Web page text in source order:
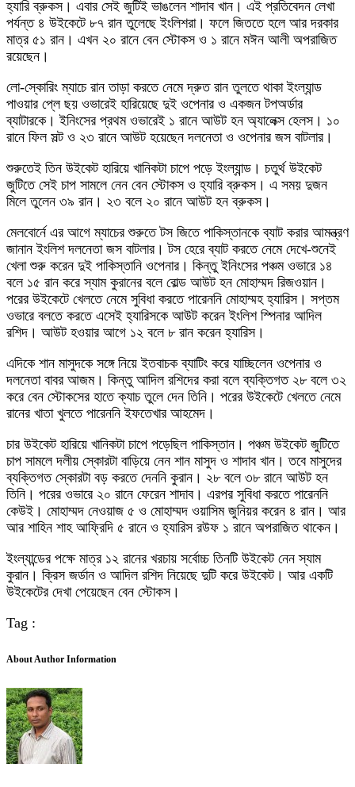
হ্যারি ব্রুকস। এবার সেই জুটিই ভাঙলেন শাদাব খান। এই প্রতিবেদন লেখা
পর্যন্ত ৪ উইকেটে ৮৭ রান তুলেছে ইংলিশরা। ফলে জিততে হলে আর দরকার
মাত্র ৫১ রান। এখন ২০ রানে বেন স্টোকস ও ১ রানে মঈন আলী অপরাজিত
রয়েছেন।
লো-স্কোরিং ম্যাচে রান তাড়া করতে নেমে দ্রুত রান তুলতে থাকা ইংল্যান্ড
পাওয়ার প্লে ছয় ওভারেই হারিয়েছে দুই ওপেনার ও একজন টপঅর্ডার
ব্যাটারকে। ইনিংসের প্রথম ওভারেই ১ রানে আউট হন অ্যালেক্স হেলস। ১০
রানে ফিল সল্ট ও ২৩ রানে আউট হয়েছেন দলনেতা ও ওপেনার জস বাটলার।
শুরুতেই তিন উইকেট হারিয়ে খানিকটা চাপে পড়ে ইংল্যান্ড। চতুর্থ উইকেট
জুটিতে সেই চাপ সামলে নেন বেন স্টোকস ও হ্যারি ব্রুকস। এ সময় দুজন
মিলে তুলেন ৩৯ রান। ২৩ বলে ২০ রানে আউট হন ব্রুকস।
মেলবোর্নে এর আগে ম্যাচের শুরুতে টস জিতে পাকিস্তানকে ব্যাট করার আমন্ত্রণ
জানান ইংলিশ দলনেতা জস বাটলার। টস হেরে ব্যাট করতে নেমে দেখে-শুনেই
খেলা শুরু করেন দুই পাকিস্তানি ওপেনার। কিন্তু ইনিংসের পঞ্চম ওভারে ১৪
বলে ১৫ রান করে স্যাম কুরানের বলে বোল্ড আউট হন মোহাম্মদ রিজওয়ান।
পরের উইকেটে খেলতে নেমে সুবিধা করতে পারেননি মোহাম্মহ হ্যারিস। সপ্তম
ওভারে বলতে করতে এসেই হ্যারিসকে আউট করেন ইংলিশ স্পিনার আদিল
রশিদ। আউট হওয়ার আগে ১২ বলে ৮ রান করেন হ্যারিস।
এদিকে শান মাসুদকে সঙ্গে নিয়ে ইতবাচক ব্যাটিং করে যাচ্ছিলেন ওপেনার ও
দলনেতা বাবর আজম। কিন্তু আদিল রশিদের করা বলে ব্যক্তিগত ২৮ বলে ৩২
করে বেন স্টোকসের হাতে ক্যাচ তুলে দেন তিনি। পরের উইকেটে খেলতে নেমে
রানের খাতা খুলতে পারেননি ইফতেখার আহমেদ।
চার উইকেট হারিয়ে খানিকটা চাপে পড়েছিল পাকিস্তান। পঞ্চম উইকেট জুটিতে
চাপ সামলে দলীয় স্কোরটা বাড়িয়ে নেন শান মাসুদ ও শাদাব খান। তবে মাসুদের
ব্যক্তিগত স্কোরটা বড় করতে দেননি কুরান। ২৮ বলে ৩৮ রানে আউট হন
তিনি। পরের ওভারে ২০ রানে ফেরেন শাদাব। এরপর সুবিধা করতে পারেননি
কেউই। মোহাম্মদ নেওয়াজ ৫ ও মোহাম্মদ ওয়াসিম জুনিয়র করেন ৪ রান। আর
আর শাহিন শাহ আফ্রিদি ৫ রানে ও হ্যারিস রউফ ১ রানে অপরাজিত থাকেন।
ইংল্যান্ডের পক্ষে মাত্র ১২ রানের খরচায় সর্বোচ্চ তিনটি উইকেট নেন স্যাম
কুরান। ক্রিস জর্ডান ও আদিল রশিদ নিয়েছে দুটি করে উইকেট। আর একটি
উইকেটের দেখা পেয়েছেন বেন স্টোকস।
Tag :
About Author Information